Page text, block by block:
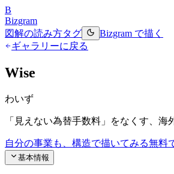
B
Bizgram
図解の読み方タグ
Bizgram で描く
ギャラリーに戻る
Wise
わいず
「見えない為替手数料」をなくす、海
自分の事業も、構造で描いてみる無料
基本情報